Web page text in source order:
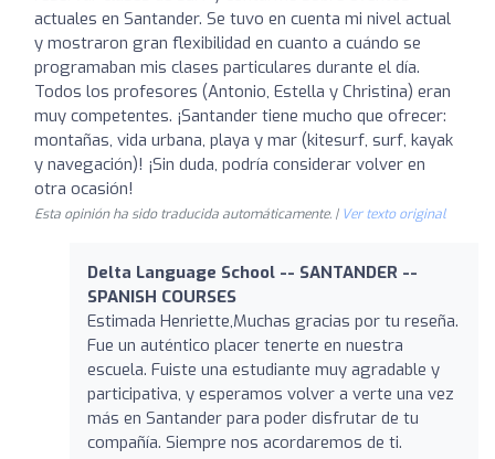
actuales en Santander. Se tuvo en cuenta mi nivel actual
y mostraron gran flexibilidad en cuanto a cuándo se
programaban mis clases particulares durante el día.
Todos los profesores (Antonio, Estella y Christina) eran
muy competentes. ¡Santander tiene mucho que ofrecer:
montañas, vida urbana, playa y mar (kitesurf, surf, kayak
y navegación)! ¡Sin duda, podría considerar volver en
otra ocasión!
Esta opinión ha sido traducida automáticamente. | Ver texto original
Delta Language School -- SANTANDER --
SPANISH COURSES
Estimada Henriette,Muchas gracias por tu reseña.
Fue un auténtico placer tenerte en nuestra
escuela. Fuiste una estudiante muy agradable y
participativa, y esperamos volver a verte una vez
más en Santander para poder disfrutar de tu
compañía. Siempre nos acordaremos de ti.